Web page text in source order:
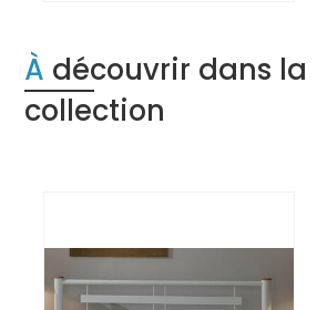
À découvrir dans la même
collection